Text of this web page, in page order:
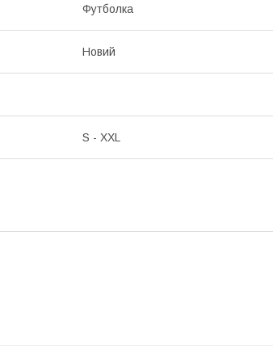
Футболка
Новий
S - XXL